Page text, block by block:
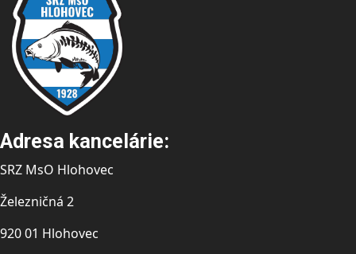
Adresa kancelárie:
SRZ MsO Hlohovec
Železničná 2
920 01 Hlohovec